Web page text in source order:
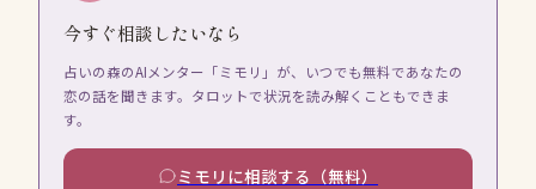
今すぐ相談したいなら
占いの森のAIメンター「ミモリ」が、いつでも無料であなたの
恋の話を聞きます。タロットで状況を読み解くこともできま
す。
ミモリに相談する（無料）